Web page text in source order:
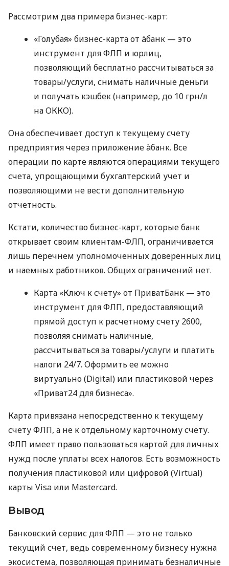
Рассмотрим два примера бизнес-карт:
«Голубая» бизнес-карта от àбанк — это
инструмент для ФЛП и юрлиц,
позволяющий бесплатно рассчитываться за
товары/услуги, снимать наличные деньги
и получать кэшбек (например, до 10 грн/л
на ОККО).
Она обеспечивает доступ к текущему счету
предприятия через приложение àбанк. Все
операции по карте являются операциями текущего
счета, упрощающими бухгалтерский учет и
позволяющими не вести дополнительную
отчетность.
Кстати, количество бизнес-карт, которые банк
открывает своим клиентам-ФЛП, ограничивается
лишь перечнем уполномоченных доверенных лиц
и наемных работников. Общих ограничений нет.
Карта «Ключ к счету» от ПриватБанк — это
инструмент для ФЛП, предоставляющий
прямой доступ к расчетному счету 2600,
позволяя снимать наличные,
рассчитываться за товары/услуги и платить
налоги 24/7. Оформить ее можно
виртуально (Digital) или пластиковой через
«Приват24 для бизнеса».
Карта привязана непосредственно к текущему
счету ФЛП, а не к отдельному карточному счету.
ФЛП имеет право пользоваться картой для личных
нужд после уплаты всех налогов. Есть возможность
получения пластиковой или цифровой (Virtual)
карты Visa или Mastercard.
Вывод
Банковский сервис для ФЛП — это не только
текущий счет, ведь современному бизнесу нужна
экосистема, позволяющая принимать безналичные